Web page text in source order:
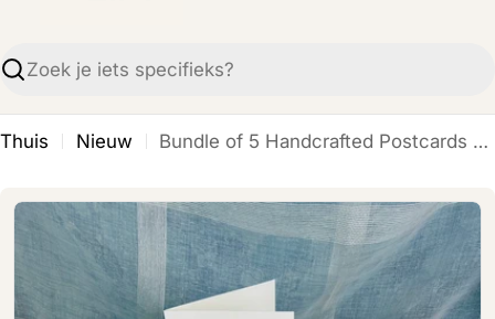
Zoekopdracht
Thuis Nieuw Bundle of 5 Handcrafted Postcards with Matching Envelopes